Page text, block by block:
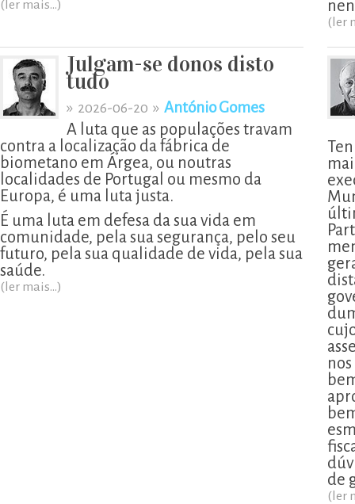
(ler mais...)
(ler
Julgam-se donos disto
tudo
» 2026-06-20 » António Gomes
A luta que as populações travam
contra a localização da fábrica de
biometano em Árgea, ou noutras
localidades de Portugal ou mesmo da
Europa, é uma luta justa.
É uma luta em defesa da sua vida em
comunidade, pela sua segurança, pelo seu
futuro, pela sua qualidade de vida, pela sua
saúde.
(ler mais...)
de
(ler